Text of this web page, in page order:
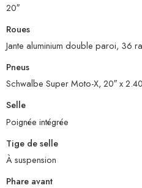
20″
Roues
Jante aluminium double paroi, 36
Pneus
Schwalbe Super Moto-X, 20″ x
Selle
Poignée intégrée
Tige de selle
À suspension
Phare avant